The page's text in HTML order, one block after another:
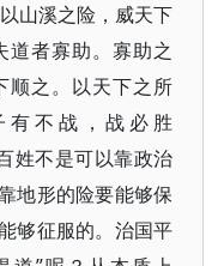
山溪之险，威天下
者寡助。寡助之
顺之。以天下之所
不战，战必胜
姓不是可以靠政治
地形的险要能够保
够征服的。治国平